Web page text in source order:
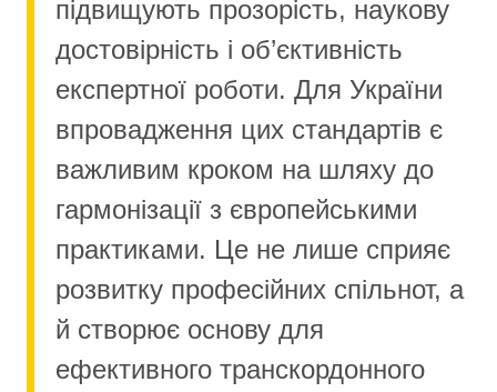
підвищують прозорість, наукову
достовірність і об’єктивність
експертної роботи. Для України
впровадження цих стандартів є
важливим кроком на шляху до
гармонізації з європейськими
практиками. Це не лише сприяє
розвитку професійних спільнот, а
й створює основу для
ефективного транскордонного